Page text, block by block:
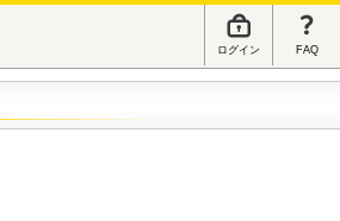
ログイン FAQ